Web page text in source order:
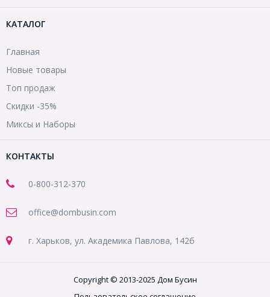
КАТАЛОГ
Главная
Новые товары
Топ продаж
Скидки -35%
Миксы и Наборы
КОНТАКТЫ
0-800-312-370
office@dombusin.com
г. Харьков, ул. Академика Павлова, 142б
Copyright © 2013-2025 Дом Бусин